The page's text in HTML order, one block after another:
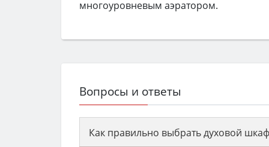
многоуровневым аэратором.
Вопросы и ответы
Как правильно выбрать духовой